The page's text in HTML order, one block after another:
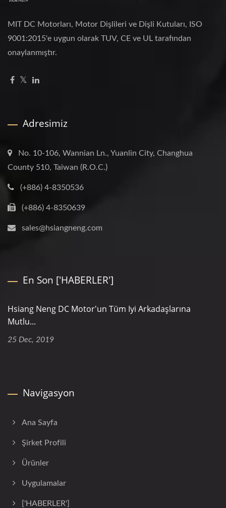
MIT DC Motorları, Motor Dişlileri ve Dişli Kutuları, ISO
9001:2015'e uygun olarak TUV, CE ve UL tarafından
onaylanmıştır.
Adresimiz
No. 10-106, Wannian Ln., Yuanlin City, Changhua
County 510, Taiwan (R.O.C.)
(+886) 4-8350536
(+886) 4-8350639
sales@hsiangneng.com
En Son ['HABERLER']
Hsiang Neng DC Motor'un Tüm Iyi Arkadaşlarına
Mutlu...
25 Dec, 2019
Navigasyon
Ana Sayfa
Şirket Profili
Ürünler
Uygulamalar
['HABERLER']